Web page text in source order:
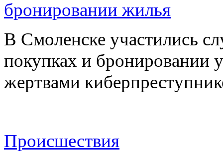
бронировании жилья
В Смоленске участились
покупках и бронировании
жертвами
Происшествия